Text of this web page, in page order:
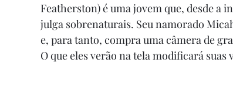
Featherston) é uma jovem que, desde a
julga sobrenaturais. Seu namorado
e, para tanto, compra uma câmera de
O que eles verão na tela modificará suas